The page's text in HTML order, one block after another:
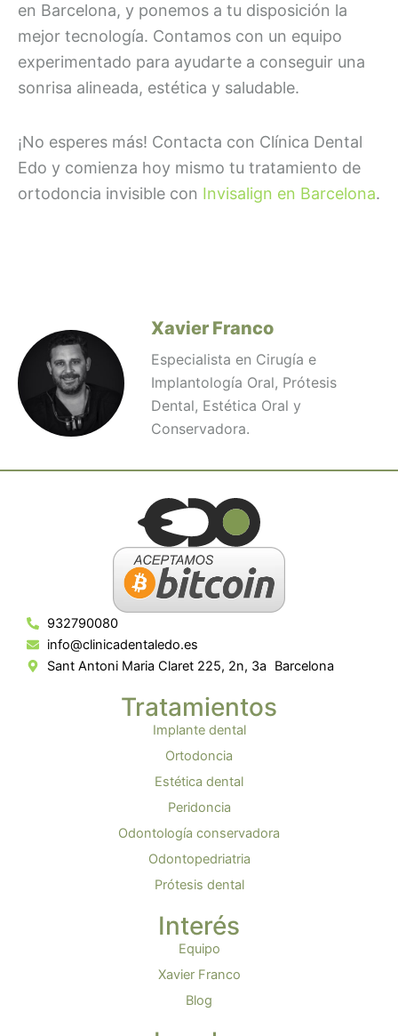
en Barcelona, y ponemos a tu disposición la
mejor tecnología. Contamos con un equipo
experimentado para ayudarte a conseguir una
sonrisa alineada, estética y saludable.
¡No esperes más! Contacta con Clínica Dental
Edo y comienza hoy mismo tu tratamiento de
ortodoncia invisible con Invisalign en Barcelona.
Xavier Franco
Especialista en Cirugía e
Implantología Oral, Prótesis
Dental, Estética Oral y
Conservadora.
932790080
info@clinicadentaledo.es
Sant Antoni Maria Claret 225, 2n, 3a Barcelona
Tratamientos
Implante dental
Ortodoncia
Estética dental
Peridoncia
Odontología conservadora
Odontopedriatria
Prótesis dental
Interés
Equipo
Xavier Franco
Blog